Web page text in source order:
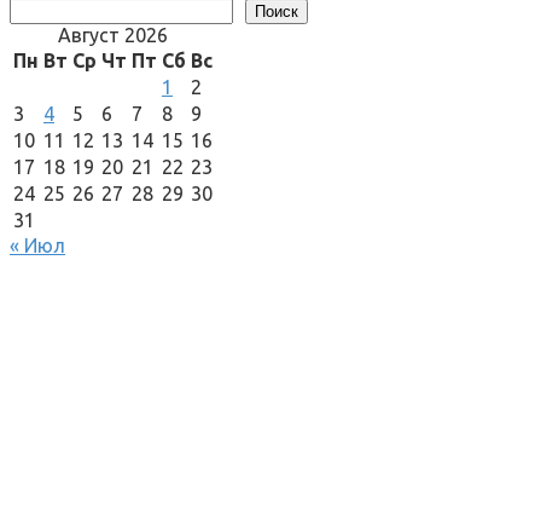
Поиск
Август 2026
Пн Вт Ср Чт Пт Сб Вс
1
2
3
4 5 6 7 8
9
10 11 12 13 14 15 16
17 18 19 20 21 22 23
24 25 26 27 28 29 30
31
« Июл